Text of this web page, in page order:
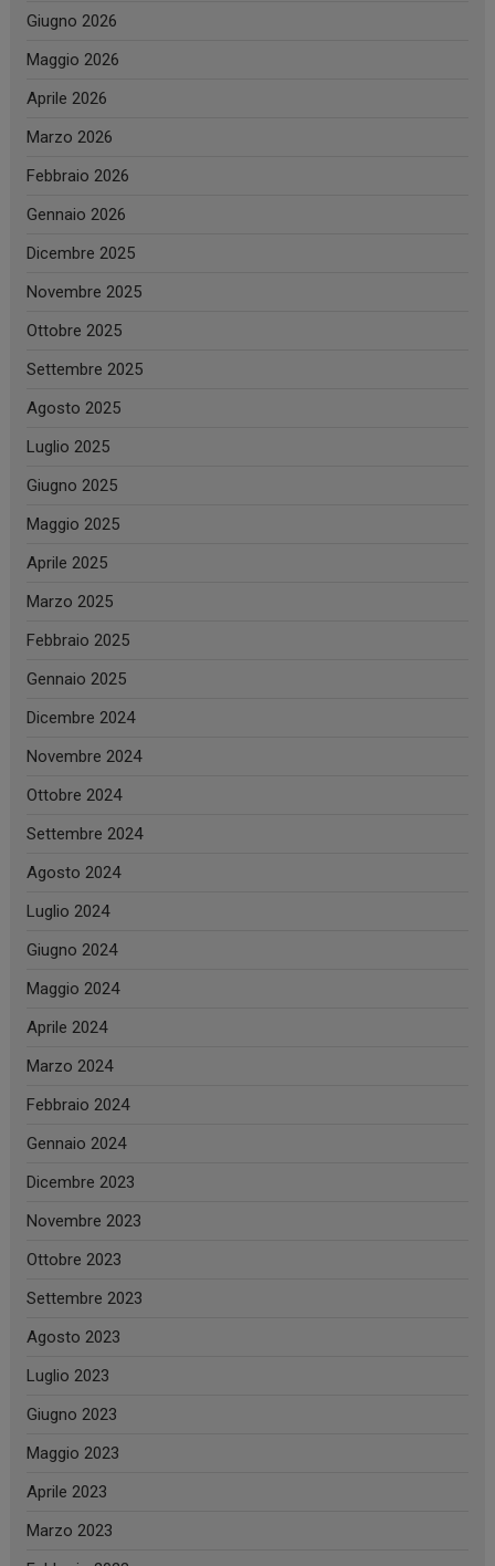
Giugno 2026
Maggio 2026
Aprile 2026
Marzo 2026
Febbraio 2026
Gennaio 2026
Dicembre 2025
Novembre 2025
Ottobre 2025
Settembre 2025
Agosto 2025
Luglio 2025
Giugno 2025
Maggio 2025
Aprile 2025
Marzo 2025
Febbraio 2025
Gennaio 2025
Dicembre 2024
Novembre 2024
Ottobre 2024
Settembre 2024
Agosto 2024
Luglio 2024
Giugno 2024
Maggio 2024
Aprile 2024
Marzo 2024
Febbraio 2024
Gennaio 2024
Dicembre 2023
Novembre 2023
Ottobre 2023
Settembre 2023
Agosto 2023
Luglio 2023
Giugno 2023
Maggio 2023
Aprile 2023
Marzo 2023